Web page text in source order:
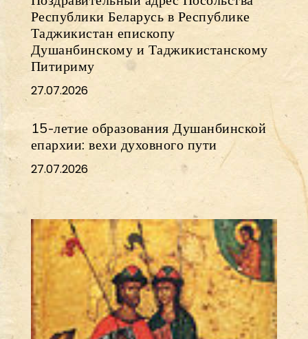
Республики Беларусь в Республике
Таджикистан епископу
Душанбинскому и Таджикистанскому
Питириму
27.07.2026
15-летие образования Душанбинской
епархии: вехи духовного пути
27.07.2026